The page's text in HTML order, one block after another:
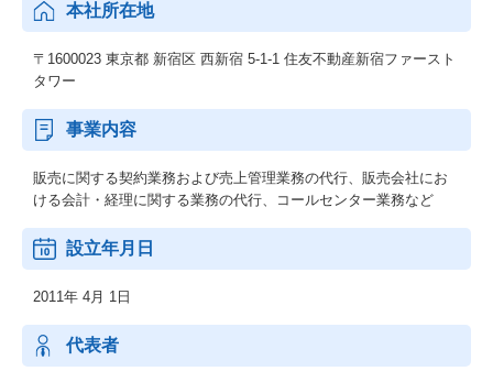
本社所在地
〒1600023 東京都 新宿区 西新宿 5-1-1 住友不動産新宿ファースト
タワー
事業内容
販売に関する契約業務および売上管理業務の代行、販売会社にお
ける会計・経理に関する業務の代行、コールセンター業務など
設立年月日
2011年 4月 1日
代表者